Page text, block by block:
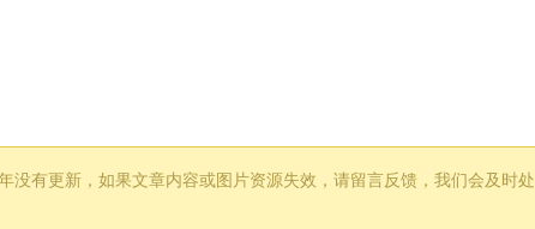
没有更新，如果文章内容或图片资源失效，请留言反馈，我们会及时处